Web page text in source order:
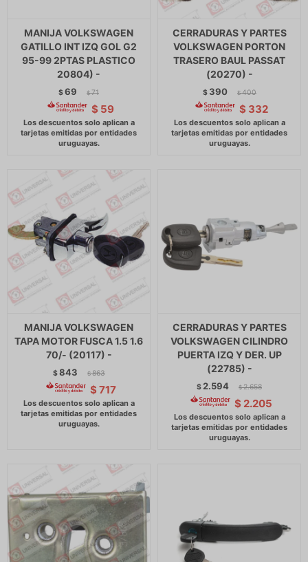
MANIJA VOLKSWAGEN
GATILLO INT IZQ GOL G2
95-99 2PTAS PLASTICO
20804) -
$69 $ 71
$ 59
CERRADURAS Y PARTES
VOLKSWAGEN PORTON
TRASERO BAUL PASSAT
(20270) -
$ 390 $ 400
$ 332
MANIJA VOLKSWAGEN
TAPA MOTOR FUSCA 1.5 1.6
70/- (20117) -
$843 $ 863
$ 717
CERRADURAS Y PARTES
VOLKSWAGEN CILINDRO
PUERTA IZQ Y DER. UP
(22785) -
$ 2.594 $ 2.658
$ 2.205